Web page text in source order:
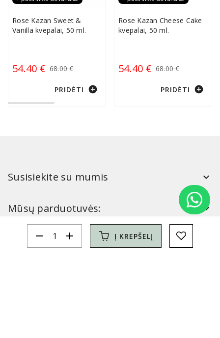
remove add Į KREPŠELĮ
Rose Kazan Sweet &
Vanilla kvepalai, 50 ml.
54.40 € 68.00 €
PRIDĖTI add_circle
Rose Kazan Cheese Cake
kvepalai, 50 ml.
54.40 € 68.00 €
PRIDĖTI add_circle
Susisiekite su mumis
Mūsų parduotuvės:
Simitri